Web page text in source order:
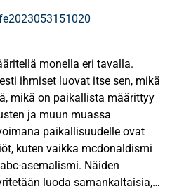
monella eri tavalla.
ihmiset luovat itse sen, mikä
mikä on paikallista määrittyy
ja muun muassa
paikallisuudelle ovat
kuten vaikka mcdonaldismi
asemalismi. Näiden
luoda samankaltaisia,